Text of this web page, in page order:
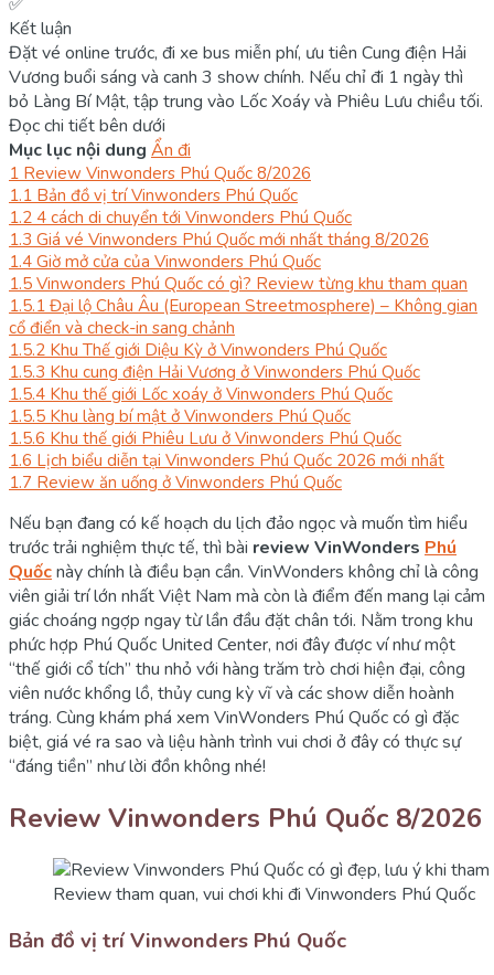
Kết luận
Đặt vé online trước, đi xe bus miễn phí, ưu tiên Cung điện Hải
Vương buổi sáng và canh 3 show chính. Nếu chỉ đi 1 ngày thì
bỏ Làng Bí Mật, tập trung vào Lốc Xoáy và Phiêu Lưu chiều tối.
Đọc chi tiết bên dưới
Mục lục nội dung Ẩn đi
1 Review Vinwonders Phú Quốc 8/2026
1.1 Bản đồ vị trí Vinwonders Phú Quốc
1.2 4 cách di chuyển tới Vinwonders Phú Quốc
1.3 Giá vé Vinwonders Phú Quốc mới nhất tháng 8/2026
1.4 Giờ mở cửa của Vinwonders Phú Quốc
1.5 Vinwonders Phú Quốc có gì? Review từng khu tham quan
1.5.1 Đại lộ Châu Âu (European Streetmosphere) – Không gian
cổ điển và check-in sang chảnh
1.5.2 Khu Thế giới Diệu Kỳ ở Vinwonders Phú Quốc
1.5.3 Khu cung điện Hải Vương ở Vinwonders Phú Quốc
1.5.4 Khu thế giới Lốc xoáy ở Vinwonders Phú Quốc
1.5.5 Khu làng bí mật ở Vinwonders Phú Quốc
1.5.6 Khu thế giới Phiêu Lưu ở Vinwonders Phú Quốc
1.6 Lịch biểu diễn tại Vinwonders Phú Quốc 2026 mới nhất
1.7 Review ăn uống ở Vinwonders Phú Quốc
Nếu bạn đang có kế hoạch du lịch đảo ngọc và muốn tìm hiểu
trước trải nghiệm thực tế, thì bài review VinWonders Phú
Quốcnày chính là điều bạn cần. VinWonders không chỉ là công
viên giải trí lớn nhất Việt Nam mà còn là điểm đến mang lại cảm
giác choáng ngợp ngay từ lần đầu đặt chân tới. Nằm trong khu
phức hợp Phú Quốc United Center, nơi đây được ví như một
“thế giới cổ tích” thu nhỏ với hàng trăm trò chơi hiện đại, công
viên nước khổng lồ, thủy cung kỳ vĩ và các show diễn hoành
tráng. Cùng khám phá xem VinWonders Phú Quốc có gì đặc
biệt, giá vé ra sao và liệu hành trình vui chơi ở đây có thực sự
“đáng tiền” như lời đồn không nhé!
Review Vinwonders Phú Quốc 8/2026
Review tham quan, vui chơi khi đi Vinwonders Phú Quốc
Bản đồ vị trí Vinwonders Phú Quốc